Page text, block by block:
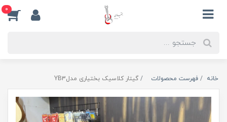
0
خانه فهرست محصولات گیتار کلاسیک بختیاری مدلYB3